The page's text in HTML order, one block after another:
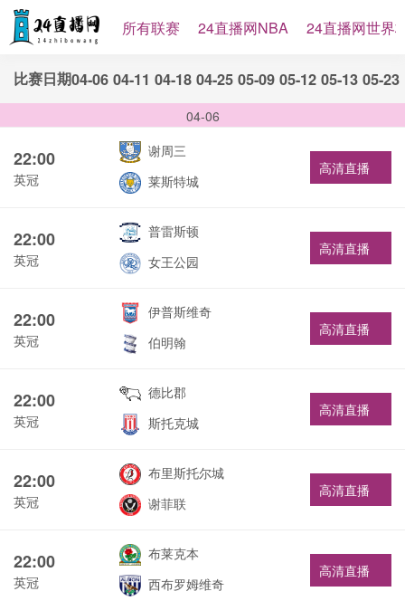
所有联赛 24直播网NBA 24直播网世界
比赛日期04-06 04-11 04-18 04-25 05-09 05-12 05-13 05-23
04-06
22:00
英冠
谢周三
莱斯特城
高清直播
22:00
英冠
普雷斯顿
女王公园
高清直播
22:00
英冠
伊普斯维奇
伯明翰
高清直播
22:00
英冠
德比郡
斯托克城
高清直播
22:00
英冠
布里斯托尔城
谢菲联
高清直播
22:00
英冠
布莱克本
西布罗姆维奇
高清直播